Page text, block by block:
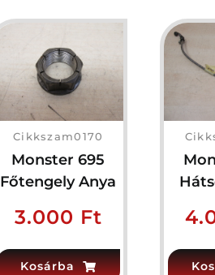
Cikkszam0170
Monster 695
Főtengely Anya
3.000 Ft
Kosárba